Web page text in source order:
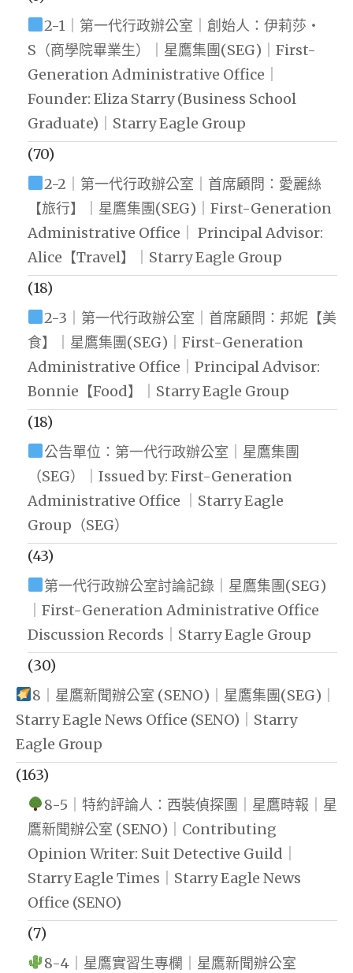
2-1｜第一代行政辦公室｜創始人：伊莉莎・
S（商學院畢業生）｜星鷹集團(SEG)｜First-
Generation Administrative Office｜
Founder: Eliza Starry (Business School
Graduate)｜Starry Eagle Group
(70)
2-2｜第一代行政辦公室｜首席顧問：愛麗絲
【旅行】｜星鷹集團(SEG)｜First-Generation
Administrative Office｜ Principal Advisor:
Alice【Travel】｜Starry Eagle Group
(18)
2-3｜第一代行政辦公室｜首席顧問：邦妮【美
食】｜星鷹集團(SEG)｜First-Generation
Administrative Office｜Principal Advisor:
Bonnie【Food】｜Starry Eagle Group
(18)
公告單位：第一代行政辦公室｜星鷹集團
（SEG）｜Issued by: First-Generation
Administrative Office ｜Starry Eagle
Group（SEG）
(43)
第一代行政辦公室討論記錄｜星鷹集團(SEG)
｜First-Generation Administrative Office
Discussion Records｜Starry Eagle Group
(30)
8｜星鷹新聞辦公室 (SENO)｜星鷹集團(SEG)｜
Starry Eagle News Office (SENO)｜Starry
Eagle Group
(163)
8-5｜特約評論人：西裝偵探團｜星鷹時報｜星
鷹新聞辦公室 (SENO)｜Contributing
Opinion Writer: Suit Detective Guild｜
Starry Eagle Times｜Starry Eagle News
Office (SENO)
(7)
8-4｜星鷹實習生專欄｜星鷹新聞辦公室